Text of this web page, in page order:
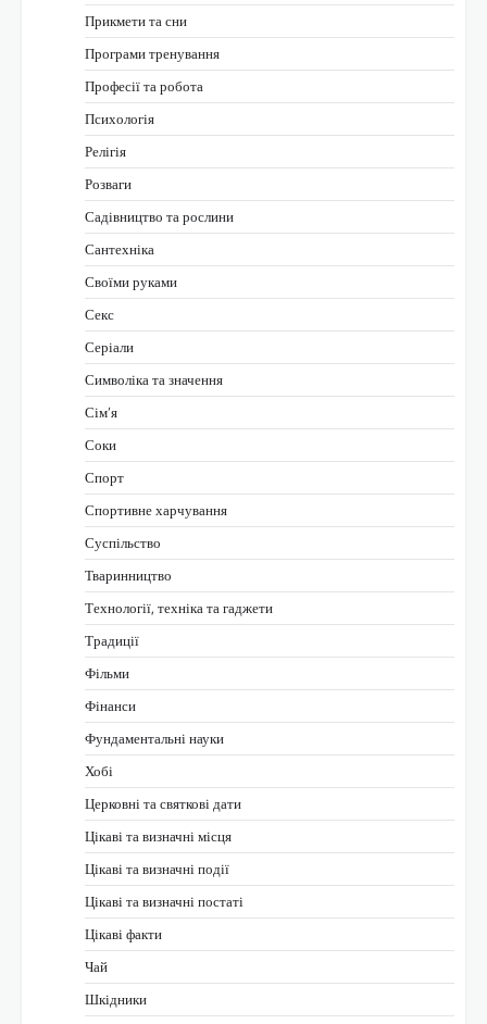
Прикмети та сни
Програми тренування
Професії та робота
Психологія
Релігія
Розваги
Садівництво та рослини
Сантехніка
Своїми руками
Секс
Серіали
Символіка та значення
Сім’я
Соки
Спорт
Спортивне харчування
Суспільство
Тваринництво
Технології, техніка та гаджети
Традиції
Фільми
Фінанси
Фундаментальні науки
Хобі
Церковні та святкові дати
Цікаві та визначні місця
Цікаві та визначні події
Цікаві та визначні постаті
Цікаві факти
Чай
Шкідники